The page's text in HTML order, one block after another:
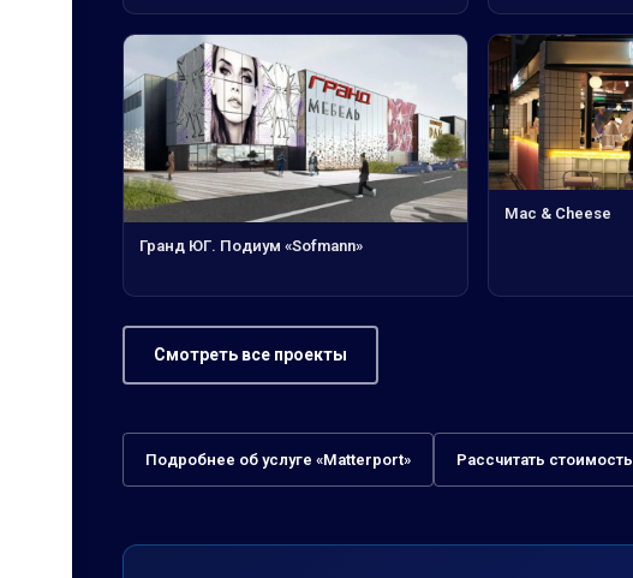
Гранд ЮГ. Подиум «Sofmann»
Mac & Cheese
Смотреть все проекты
Подробнее об услуге «Matterport» Рассчитать стоимость